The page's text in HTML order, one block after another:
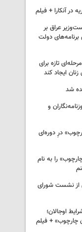
در آنکارا + فیلم
عراق بر
برنامه‌های دولت
تازه برای
ایجاد کند
و
درِ دوره‌ای
را به نام
از نشست شورای
شرایط اوجالان؛
چارچوب» + فیلم